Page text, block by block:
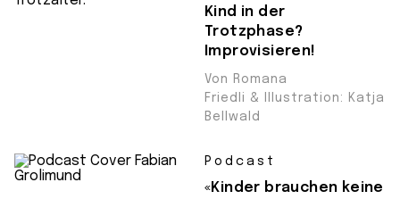
Kind in der
Trotzphase?
Improvisieren!
Von Romana
Friedli & Illustration: Katja
Bellwald
Podcast
«Kinder brauchen keine